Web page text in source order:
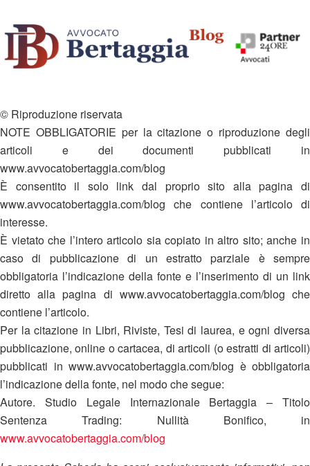
© Riproduzione riservata
NOTE OBBLIGATORIE per la citazione o riproduzione degli
articoli e dei documenti pubblicati in
www.avvocatobertaggia.com/blog
È consentito il solo link dal proprio sito alla pagina di
www.avvocatobertaggia.com/blog che contiene l’articolo di
interesse.
È vietato che l’intero articolo sia copiato in altro sito; anche in
caso di pubblicazione di un estratto parziale è sempre
obbligatoria l’indicazione della fonte e l’inserimento di un link
diretto alla pagina di www.avvocatobertaggia.com/blog che
contiene l’articolo.
Per la citazione in Libri, Riviste, Tesi di laurea, e ogni diversa
pubblicazione, online o cartacea, di articoli (o estratti di articoli)
pubblicati in www.avvocatobertaggia.com/blog è obbligatoria
l’indicazione della fonte, nel modo che segue:
Autore. Studio Legale Internazionale Bertaggia – Titolo
Sentenza Trading: Nullità Bonifico, in
www.avvocatobertaggia.com/blog